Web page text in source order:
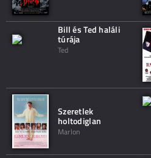
Bill és Ted haláli
túrája
Ted
Szeretlek
holtodiglan
Marlon